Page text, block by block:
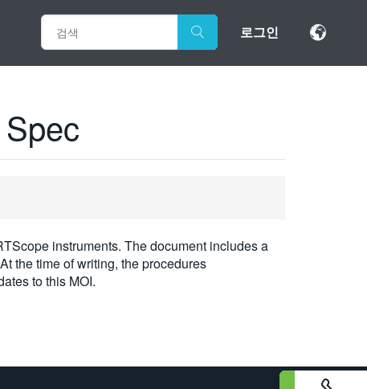
로그인
instruments. The document includes a
the time of writing, the procedures
to this MOI.